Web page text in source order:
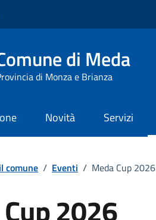
di Meda
di Monza e Brianza
Novità Servizi
comune / Eventi / Meda Cup 2026